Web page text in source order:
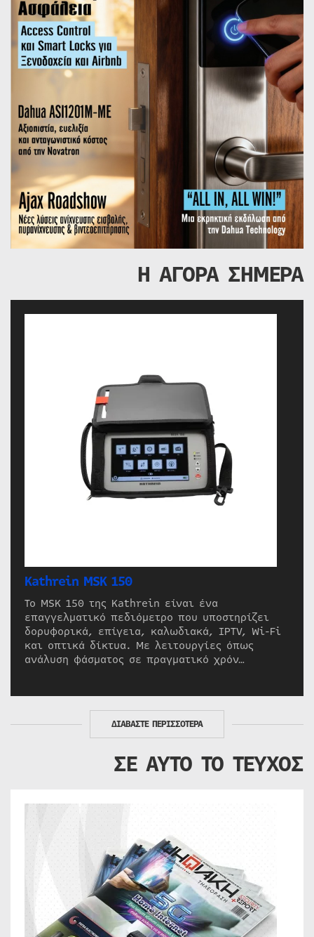
Η ΑΓΟΡΑ ΣΗΜΕΡΑ
Kathrein MSK 150
Το MSK 150 της Kathrein είναι ένα
επαγγελματικό πεδιόμετρο που υποστηρίζει
δορυφορικά, επίγεια, καλωδιακά, IPTV, Wi-Fi
και οπτικά δίκτυα. Με λειτουργίες όπως
ανάλυση φάσματος σε πραγματικό χρόν…
ΔΙΑΒΑΣΤΕ ΠΕΡΙΣΣΟΤΕΡΑ
ΣΕ ΑΥΤΟ ΤΟ ΤΕΥΧΟΣ